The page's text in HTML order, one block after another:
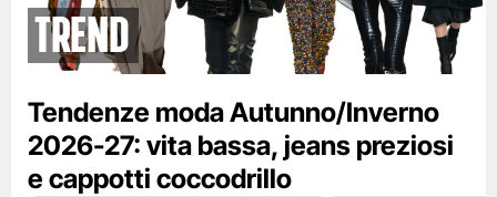
Trend
Tendenze moda Autunno/Inverno
2026-27: vita bassa, jeans preziosi
e cappotti coccodrillo